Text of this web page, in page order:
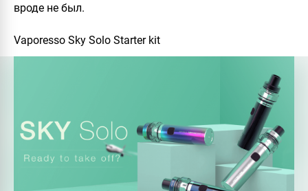
вроде не был.
Vaporesso Sky Solo Starter kit